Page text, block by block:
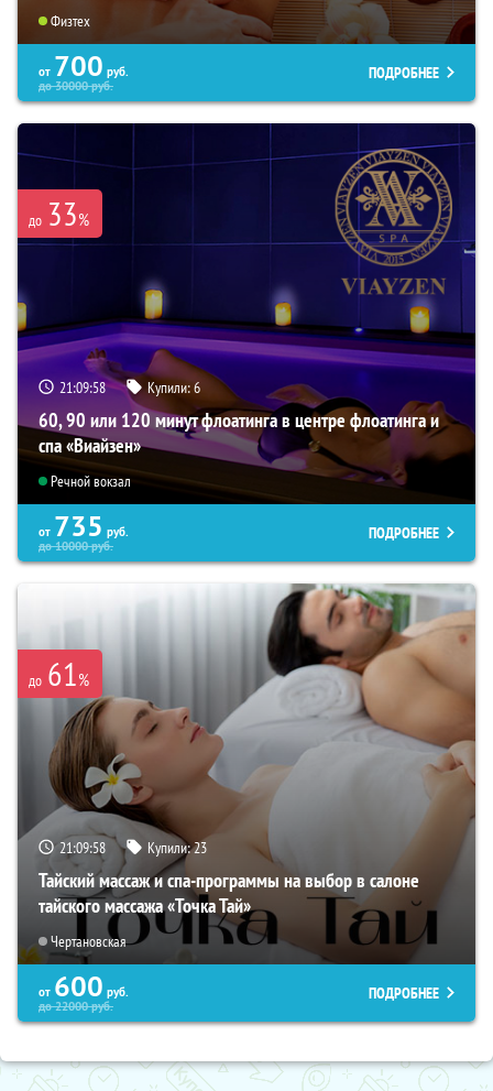
Физтех
от 700 руб.
до30000руб.
ПОДРОБНЕЕ
до 33%
21:09:57 Купили:6
60, 90 или 120 минут флоатинга в центре флоатинга и
спа «Виайзен»
Речной вокзал
от 735 руб.
до10000руб.
ПОДРОБНЕЕ
до 61%
21:09:57 Купили:23
Тайский массаж и спа-программы на выбор в салоне
тайского массажа «Точка Тай»
Чертановская
от 600 руб.
до22000руб.
ПОДРОБНЕЕ